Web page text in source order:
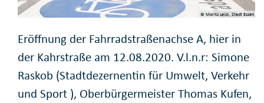
© Moritz Leick, Stadt Essen
Eröffnung der Fahrradstraßenachse A, hier in
der Kahrstraße am 12.08.2020. V.l.n.r: Simone
Raskob (Stadtdezernentin für Umwelt, Verkehr
und Sport ), Oberbürgermeister Thomas Kufen,